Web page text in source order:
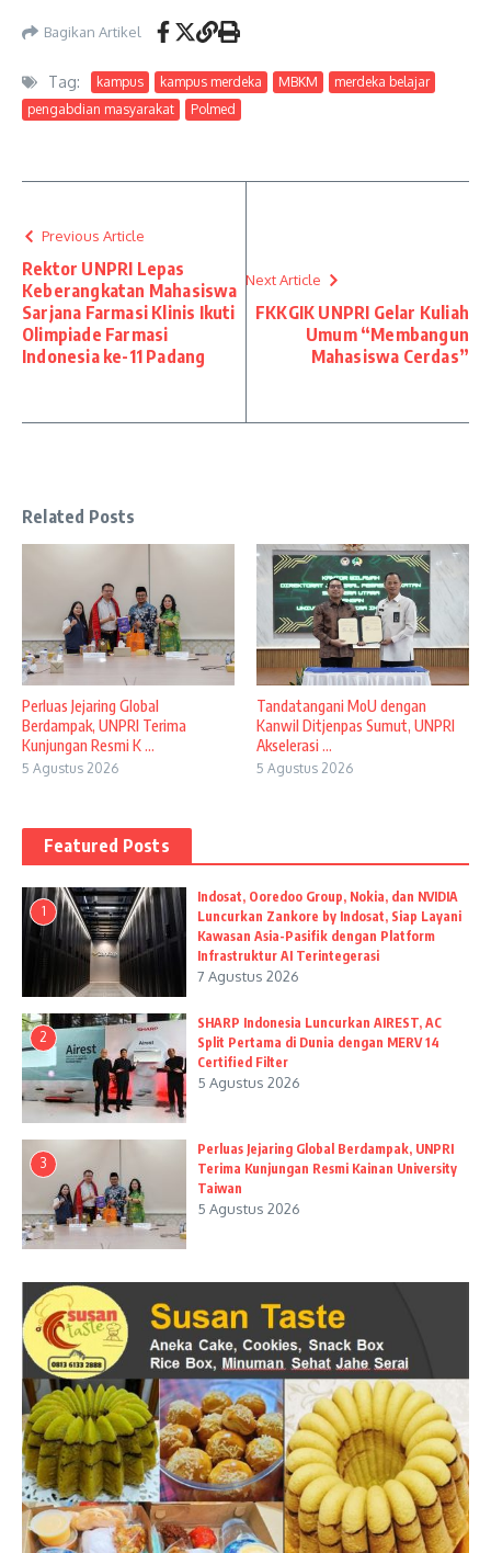
Bagikan Artikel
Tag: kampus kampus merdeka MBKM
merdeka belajar
pengabdian masyarakat
Polmed
Previous Article
Rektor UNPRI Lepas
Keberangkatan Mahasiswa
Sarjana Farmasi Klinis Ikuti
Olimpiade Farmasi
Indonesia ke-11 Padang
Next Article
FKKGIK UNPRI Gelar Kuliah
Umum “Membangun
Mahasiswa Cerdas”
Related Posts
Perluas Jejaring Global
Berdampak, UNPRI Terima
Kunjungan Resmi K ...
5 Agustus 2026
Tandatangani MoU dengan
Kanwil Ditjenpas Sumut, UNPRI
Akselerasi ...
5 Agustus 2026
Featured Posts
1
Indosat, Ooredoo Group, Nokia, dan NVIDIA
Luncurkan Zankore by Indosat, Siap Layani
Kawasan Asia-Pasifik dengan Platform
Infrastruktur AI Terintegerasi
7 Agustus 2026
2
SHARP Indonesia Luncurkan AIREST, AC
Split Pertama di Dunia dengan MERV 14
Certified Filter
5 Agustus 2026
3
Perluas Jejaring Global Berdampak, UNPRI
Terima Kunjungan Resmi Kainan University
Taiwan
5 Agustus 2026